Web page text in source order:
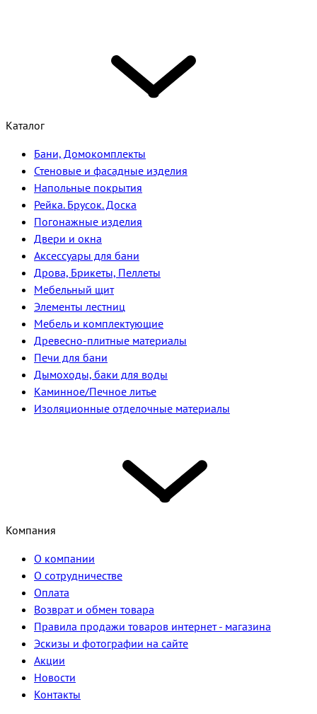
Каталог
Бани, Домокомплекты
Стеновые и фасадные изделия
Напольные покрытия
Рейка. Брусок. Доска
Погонажные изделия
Двери и окна
Аксессуары для бани
Дрова, Брикеты, Пеллеты
Мебельный щит
Элементы лестниц
Мебель и комплектующие
Древесно-плитные материалы
Печи для бани
Дымоходы, баки для воды
Каминное/Печное литье
Изоляционные отделочные материалы
Компания
О компании
О сотрудничестве
Оплата
Возврат и обмен товара
Правила продажи товаров интернет - магазина
Эскизы и фотографии на сайте
Акции
Новости
Контакты